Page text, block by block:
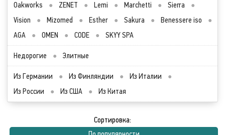
Oakworks
● ZENET ● Lemi ● Marchetti ● Sierra
●
Vision
● Mizomed ● Esther ● Sakura ● Benessere iso
●
AGA
● OMEN ● CODE ● SKYY SPA
Недорогие ● Элитные
Из Германии ● Из Финляндии ● Из Италии
●
Из России
● Из США ● Из Китая
Сортировка: